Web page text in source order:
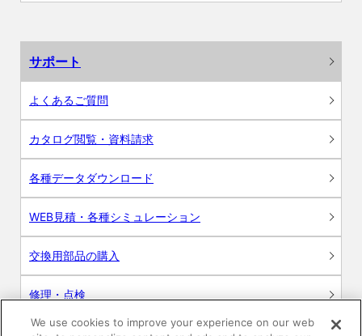
サポート
よくあるご質問
カタログ閲覧・資料請求
各種データダウンロード
WEB見積・各種シミュレーション
交換用部品の購入
修理・点検
お問い合わせ
We use cookies to improve your experience on our web